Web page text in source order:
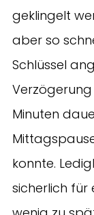
geklingelt
aber so
Schlüssel
Verzögerung
Minuten
konnte.
sicherlich für